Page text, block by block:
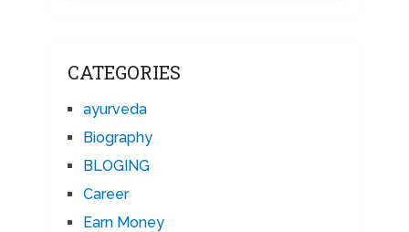
CATEGORIES
ayurveda
Biography
BLOGING
Career
Earn Money